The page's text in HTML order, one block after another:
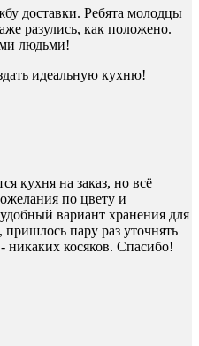
доставки. Ребята молодцы
разулись, как положено.
людьми!
идеальную кухню!
кухня на заказ, но всё
по цвету и
вариант хранения для
пару раз уточнять
никаких косяков. Спасибо!